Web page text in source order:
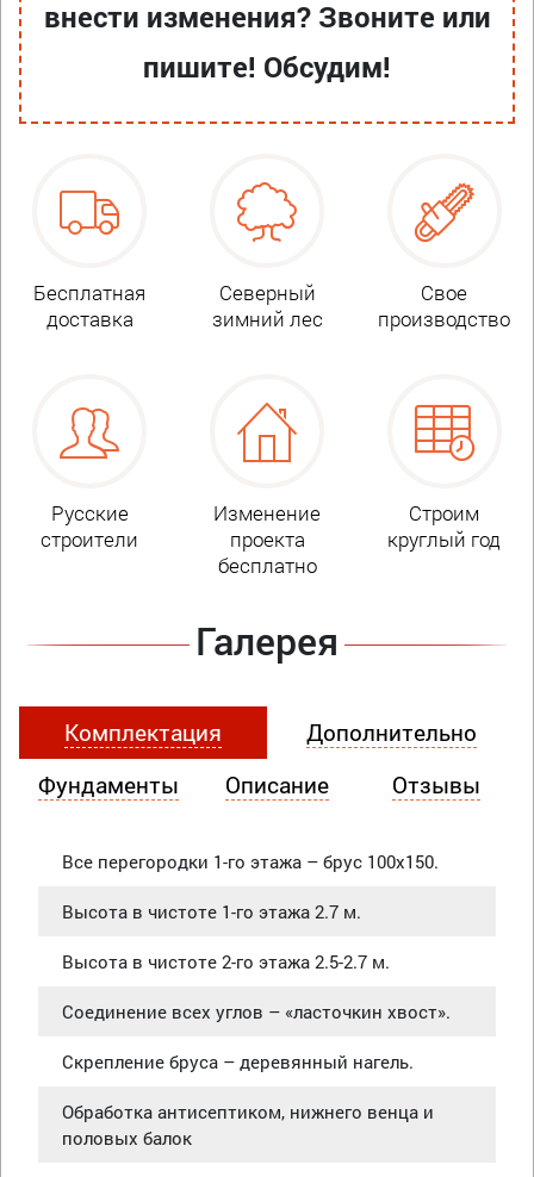
внести изменения? Звоните или
пишите! Обсудим!
Бесплатная
доставка
Северный
зимний лес
Свое
производство
Русские
строители
Изменение
проекта
бесплатно
Строим
круглый год
Галерея
Комплектация
Дополнительно
Фундаменты
Описание Отзывы
Все перегородки 1-го этажа – брус 100х150.
Высота в чистоте 1-го этажа 2.7 м.
Высота в чистоте 2-го этажа 2.5-2.7 м.
Соединение всех углов – «ласточкин хвост».
Скрепление бруса – деревянный нагель.
Обработка антисептиком, нижнего венца и
половых балок